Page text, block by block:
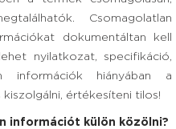
Csomagolatlan
dokumentáltan kell
nyilatkozat, specifikáció,
információk hiányában a
értékesíteni tilos!
információt külön közölni?